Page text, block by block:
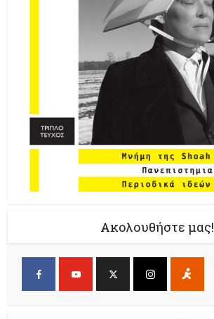
Ακολουθήστε μας!